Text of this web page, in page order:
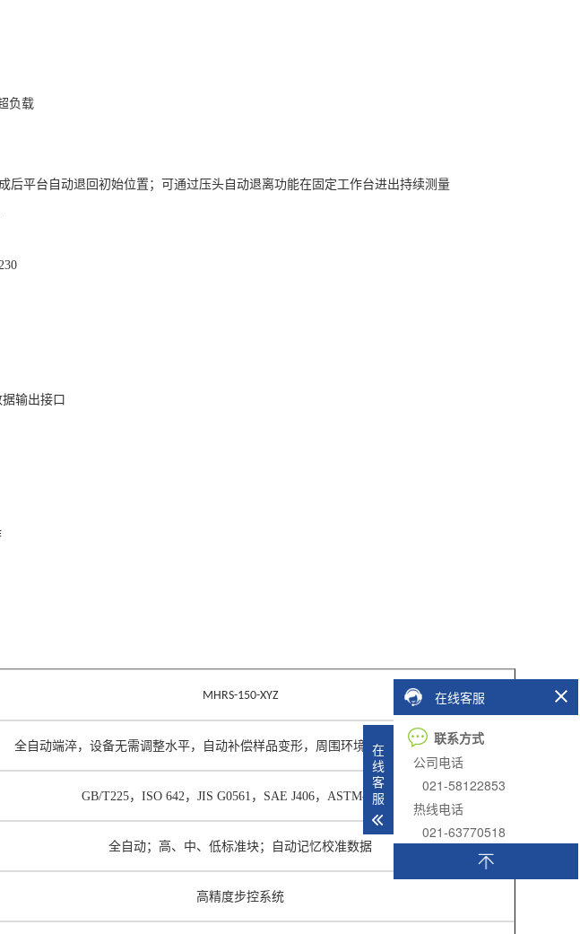
负载
后平台自动退回初始位置；
可通过压头自动退离功能在固定工作台进出持续测量
输出接口
MHRS-150-XYZ
全自动端淬，设备无需调整水平，自动补偿样品变形，周围环境震动对测量的影响
GB/T225，ISO 642， JIS G0561 ， SAE J406， ASTM-A-255
全自动；高、中、低标准块；自动记忆校准数据
高精度步控系统
在线客服
联系方式
公司电话
021-58122853
热线电话
021-63770518
在
线
客
服